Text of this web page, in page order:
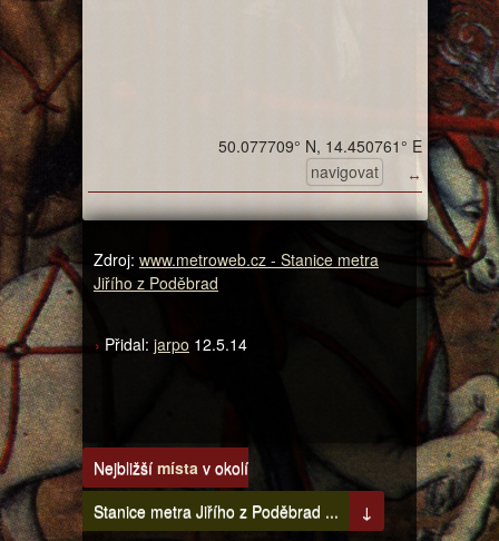
↔
50.077709° N, 14.450761° E
navigovat
Zdroj: www.metroweb.cz - Stanice metra
Jiřího z Poděbrad
Přidal: jarpo 12.5.14
Nejbližší místa v okolí
Stanice metra Jiřího z Poděbrad ...
↓